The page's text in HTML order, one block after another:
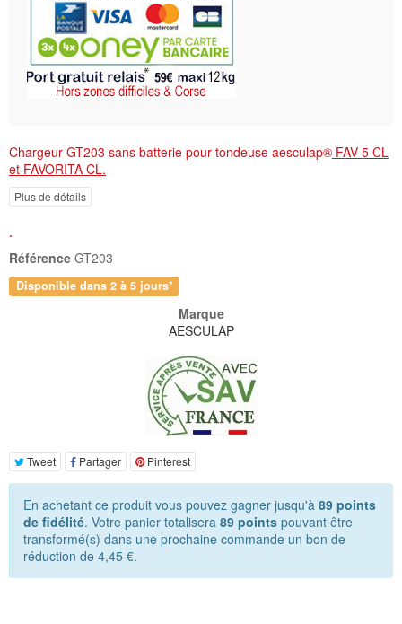
Chargeur GT203 sans batterie pour tondeuse aesculap® FAV 5 CL
et FAVORITA CL.
Plus de détails
.
Référence GT203
Disponible dans 2 à 5 jours*
Marque
AESCULAP
Tweet Partager Pinterest
En achetant ce produit vous pouvez gagner jusqu'à 89 points
de fidélité. Votre panier totalisera 89 points pouvant être
transformé(s) dans une prochaine commande un bon de
réduction de 4,45 €.